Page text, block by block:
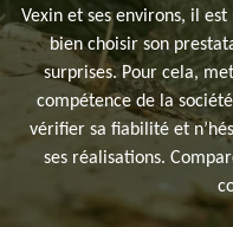
Vexin et ses environs, il
bien choisir son
surprises. Pour cela,
compétence de la
vérifier sa fiabilité et
ses réalisations.